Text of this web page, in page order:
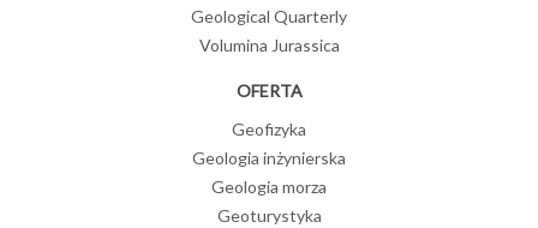
Geological Quarterly
Volumina Jurassica
OFERTA
Geofizyka
Geologia inżynierska
Geologia morza
Geoturystyka